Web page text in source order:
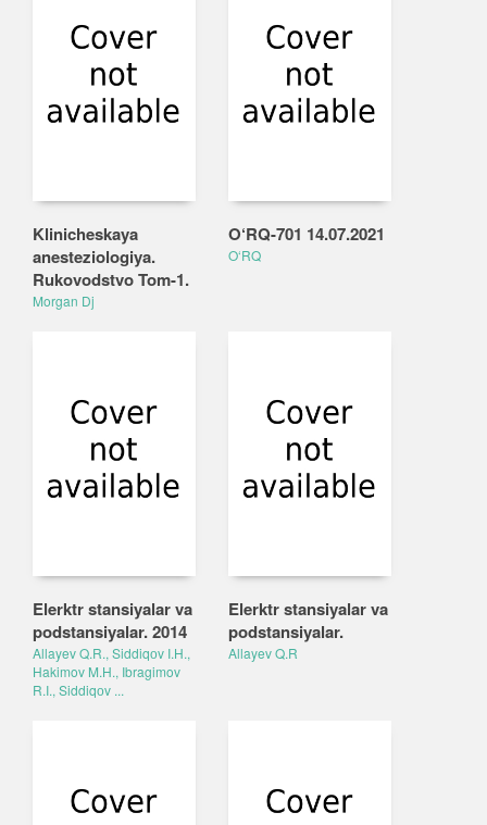
Klinicheskaya
anesteziologiya.
Rukovodstvo Tom-1.
Morgan Dj
O‘RQ-701 14.07.2021
O‘RQ
Elerktr stansiyalar va
podstansiyalar. 2014
Allayev Q.R., Siddiqоv I.H.,
Hakimov M.H., Ibragimov
R.I., Siddiqоv ...
Elerktr stansiyalar va
podstansiyalar.
Allayev Q.R